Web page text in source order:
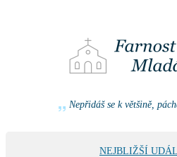
Nepřidáš se k většině,
NEJBLIŽŠÍ